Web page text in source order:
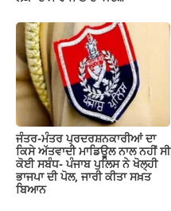
ਜੰਤਰ-ਮੰਤਰ ਪ੍ਰਦਰਸ਼ਨਕਾਰੀਆਂ ਦਾ
ਕਿਸੇ ਅੱਤਵਾਦੀ ਮਾਡਿਊਲ ਨਾਲ ਨਹੀਂ ਸੀ
ਕੋਈ ਸਬੰਧ- ਪੰਜਾਬ ਪੁਲਿਸ ਨੇ ਖੋਲ੍ਹੀ
ਭਾਜਪਾ ਦੀ ਪੋਲ, ਜਾਰੀ ਕੀਤਾ ਸਖ਼ਤ
ਬਿਆਨ